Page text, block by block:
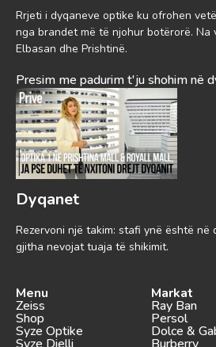
Rrjeti i dyqaneve optike ku ofrohen
nga brandet më të njohur botërorë. Na
Elbasan dhe Prishtinë.
Presim me padurim t'ju shohim në
Dyqanet
Rezervoni një takim: stafi ynë është në
gjitha nevojat tuaja të shikimit.
Menu
Zeiss
Shop
Syze Optike
Markat
Ray Ban
Persol
Dolce &